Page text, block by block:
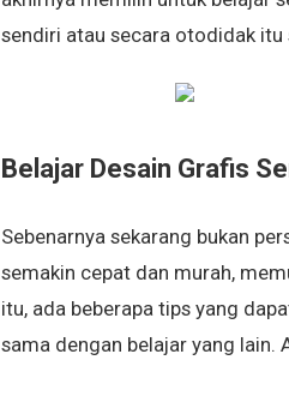
sendiri atau secara otodidak itu
Belajar Desain Grafis
Sebenarnya sekarang bukan
semakin cepat dan murah,
itu, ada beberapa tips yang
sama dengan belajar yang lain.